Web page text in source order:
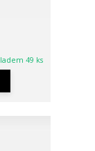
49 ks